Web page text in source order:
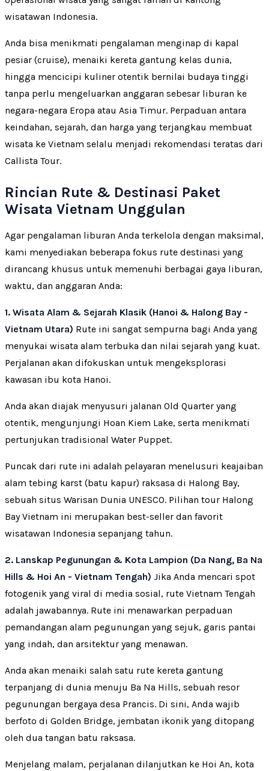
wisatawan Indonesia.
Anda bisa menikmati pengalaman menginap di kapal
pesiar (cruise), menaiki kereta gantung kelas dunia,
hingga mencicipi kuliner otentik bernilai budaya tinggi
tanpa perlu mengeluarkan anggaran sebesar liburan ke
negara-negara Eropa atau Asia Timur. Perpaduan antara
keindahan, sejarah, dan harga yang terjangkau membuat
wisata ke Vietnam selalu menjadi rekomendasi teratas dari
Callista Tour.
Rincian Rute & Destinasi Paket
Wisata Vietnam Unggulan
Agar pengalaman liburan Anda terkelola dengan maksimal,
kami menyediakan beberapa fokus rute destinasi yang
dirancang khusus untuk memenuhi berbagai gaya liburan,
waktu, dan anggaran Anda:
1. Wisata Alam & Sejarah Klasik (Hanoi & Halong Bay -
Vietnam Utara) Rute ini sangat sempurna bagi Anda yang
menyukai wisata alam terbuka dan nilai sejarah yang kuat.
Perjalanan akan difokuskan untuk mengeksplorasi
kawasan ibu kota Hanoi.
Anda akan diajak menyusuri jalanan Old Quarter yang
otentik, mengunjungi Hoan Kiem Lake, serta menikmati
pertunjukan tradisional Water Puppet.
Puncak dari rute ini adalah pelayaran menelusuri keajaiban
alam tebing karst (batu kapur) raksasa di Halong Bay,
sebuah situs Warisan Dunia UNESCO. Pilihan tour Halong
Bay Vietnam ini merupakan best-seller dan favorit
wisatawan Indonesia sepanjang tahun.
2. Lanskap Pegunungan & Kota Lampion (Da Nang, Ba Na
Hills & Hoi An - Vietnam Tengah) Jika Anda mencari spot
fotogenik yang viral di media sosial, rute Vietnam Tengah
adalah jawabannya. Rute ini menawarkan perpaduan
pemandangan alam pegunungan yang sejuk, garis pantai
yang indah, dan arsitektur yang menawan.
Anda akan menaiki salah satu rute kereta gantung
terpanjang di dunia menuju Ba Na Hills, sebuah resor
pegunungan bergaya desa Prancis. Di sini, Anda wajib
berfoto di Golden Bridge, jembatan ikonik yang ditopang
oleh dua tangan batu raksasa.
Menjelang malam, perjalanan dilanjutkan ke Hoi An, kota